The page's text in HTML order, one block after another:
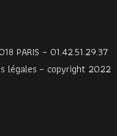
PARIS – 01.42.51.29.37
légales – copyright 2022